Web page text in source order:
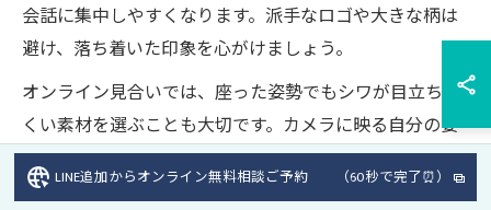
会話に集中しやすくなります。派手なロゴや大きな柄は
避け、落ち着いた印象を心がけましょう。
オンライン見合いでは、座った姿勢でもシワが目立ちに
くい素材を選ぶことも大切です。カメラに映る自分の姿
を事前にチェックし、身だしなみを整えておくことで、
安心して会話に臨めます。服装で迷った場合は、ホテル
LINE追加からオンライン無料相談ご予約 （60秒で完了⏰）